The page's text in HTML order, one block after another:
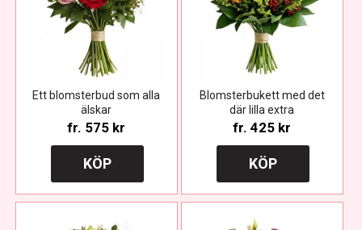
Ett blomsterbud som alla
älskar
fr. 575 kr
KÖP
Blomsterbukett med det
där lilla extra
fr. 425 kr
KÖP